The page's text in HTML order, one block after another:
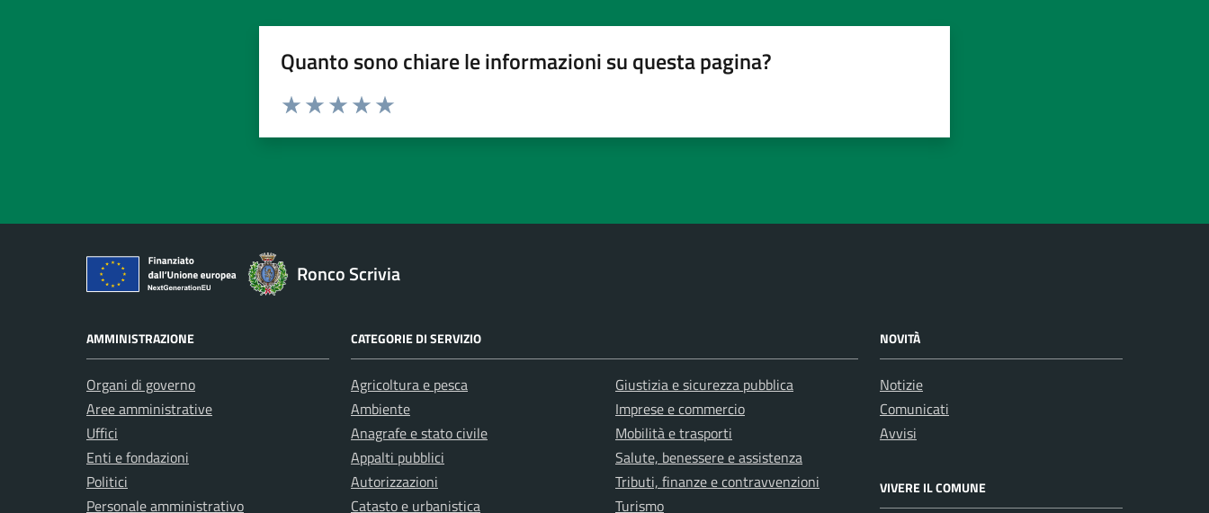
Quanto sono chiare le informazioni su questa pagina?
Valuta da 1 a 5 stelle la pagina
Ronco Scrivia
AMMINISTRAZIONE
Organi di governo
Aree amministrative
Uffici
Enti e fondazioni
Politici
Personale amministrativo
CATEGORIE DI SERVIZIO
Agricoltura e pesca
Ambiente
Anagrafe e stato civile
Appalti pubblici
Autorizzazioni
Catasto e urbanistica
Giustizia e sicurezza pubblica
Imprese e commercio
Mobilità e trasporti
Salute, benessere e assistenza
Tributi, finanze e contravvenzioni
Turismo
NOVITÀ
Notizie
Comunicati
Avvisi
VIVERE IL COMUNE